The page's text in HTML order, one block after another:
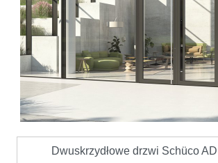
Dwuskrzydłowe drzwi Schüco